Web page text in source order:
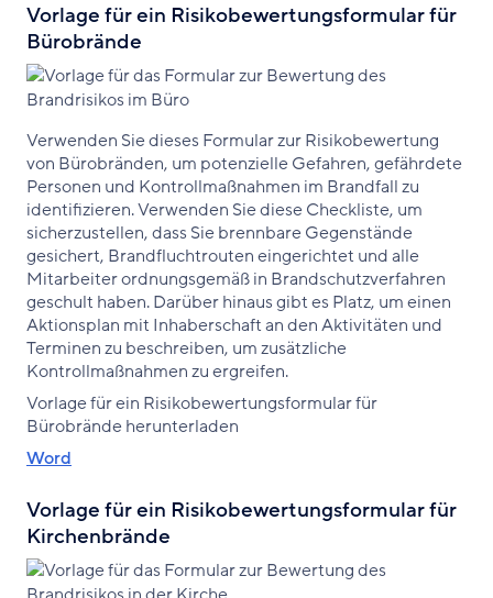
Vorlage für ein Risikobewertungsformular für
Bürobrände
Verwenden Sie dieses Formular zur Risikobewertung
von Bürobränden, um potenzielle Gefahren, gefährdete
Personen und Kontrollmaßnahmen im Brandfall zu
identifizieren. Verwenden Sie diese Checkliste, um
sicherzustellen, dass Sie brennbare Gegenstände
gesichert, Brandfluchtrouten eingerichtet und alle
Mitarbeiter ordnungsgemäß in Brandschutzverfahren
geschult haben. Darüber hinaus gibt es Platz, um einen
Aktionsplan mit Inhaberschaft an den Aktivitäten und
Terminen zu beschreiben, um zusätzliche
Kontrollmaßnahmen zu ergreifen.
Vorlage für ein Risikobewertungsformular für
Bürobrände herunterladen
Word
Vorlage für ein Risikobewertungsformular für
Kirchenbrände